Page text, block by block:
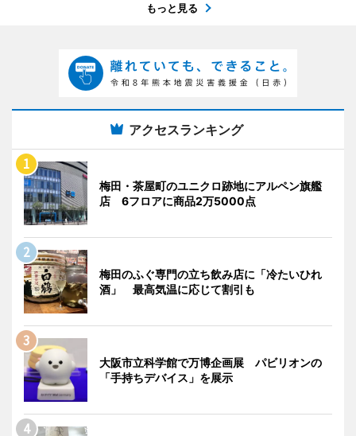
もっと見る
アクセスランキング
梅田・茶屋町のユニクロ跡地にアルペン旗艦
店 6フロアに商品2万5000点
梅田のふぐ専門の立ち飲み店に「冷たいひれ
酒」 最高気温に応じて割引も
大阪市立科学館で万博企画展 パビリオンの
「手持ちデバイス」を展示